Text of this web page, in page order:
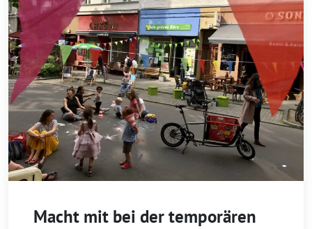
Macht mit bei der temporären